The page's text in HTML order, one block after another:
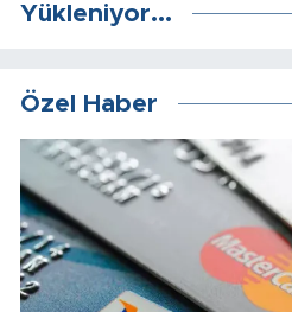
Yükleniyor...
Özel Haber